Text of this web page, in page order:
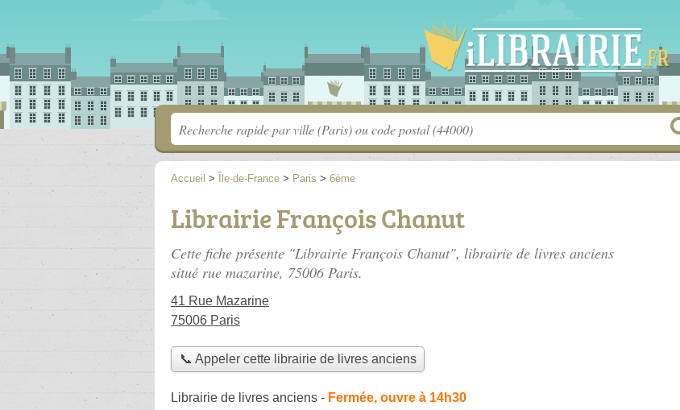
Accueil > Île-de-France > Paris > 6ème
Librairie François Chanut
Cette fiche présente "Librairie François Chanut", librairie de livres anciens
situé rue mazarine, 75006 Paris.
41 Rue Mazarine
75006 Paris
📞 Appeler cette librairie de livres anciens
Librairie de livres anciens - Fermée, ouvre à 14h30